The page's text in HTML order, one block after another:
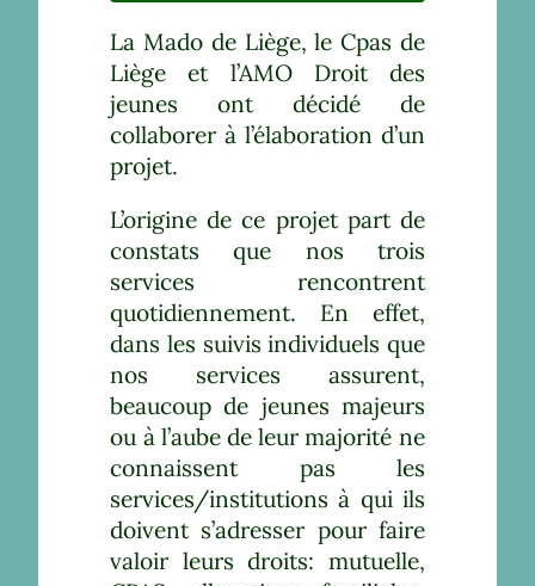
La Mado de Liège, le Cpas de
Liège et l’AMO Droit des
jeunes ont décidé de
collaborer à l’élaboration d’un
projet.
L’origine de ce projet part de
constats que nos trois
services rencontrent
quotidiennement. En effet,
dans les suivis individuels que
nos services assurent,
beaucoup de jeunes majeurs
ou à l’aube de leur majorité ne
connaissent pas les
services/institutions à qui ils
doivent s’adresser pour faire
valoir leurs droits: mutuelle,